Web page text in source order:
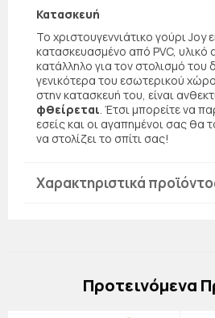
Κατασκευή
Το χριστουγεννιάτικο γούρι Joy
κατασκευασμένο από PVC, υλικό
κατάλληλο για τον στολισμό του
γενικότερα του εσωτερικού
στην κατασκευή του, είναι
φθείρεται . Έτσι μπορείτε να
εσείς και οι αγαπημένοι σας θα
να στολίζει το σπίτι σας!
Χαρακτηριστικά
Πρoτεινόμενα